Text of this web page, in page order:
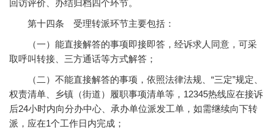
回访评价、办结归档四个环节。
第十四条 受理转派环节主要包括：
（一）能直接解答的事项即接即答，经诉求人同意，可采
取呼叫转接、三方通话等方式解答；
（二）不能直接解答的事项，依照法律法规、“三定”规定、
权责清单、乡镇（街道）履职事项清单等，12345热线应在接诉
后24小时内向分办中心、承办单位派发工单，如需继续向下转
派，应在1个工作日内完成；